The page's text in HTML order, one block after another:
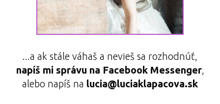
...a ak stále váhaš a nevieš sa rozhodnúť,
napíš mi správu na Facebook Messenger,
alebo napíš na lucia@luciaklapacova.sk